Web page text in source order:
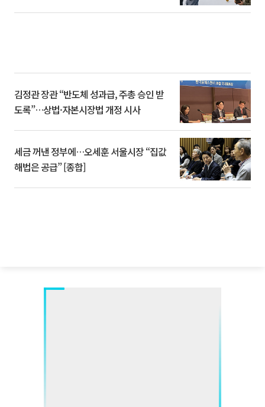
김정관 장관 “반도체 성과급, 주총 승인 받
도록”…상법·자본시장법 개정 시사
세금 꺼낸 정부에…오세훈 서울시장 “집값
해법은 공급” [종합]